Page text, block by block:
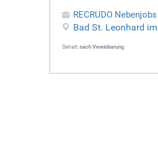
RECRUDO Nebenjobs
Bad St. Leonhard
Gehalt: nach Vereinbarung